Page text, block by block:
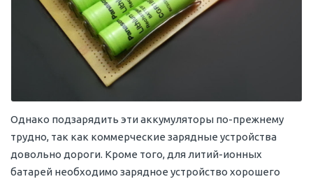
Однако подзарядить эти аккумуляторы по-прежнему
трудно, так как коммерческие зарядные устройства
довольно дороги. Кроме того, для литий-ионных
батарей необходимо зарядное устройство хорошего